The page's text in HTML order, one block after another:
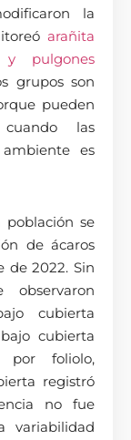
la
arañita
pulgones
grupos son
pueden
las
es
población se
de ácaros
de 2022. Sin
cubierta
cubierta
por foliolo,
registró
no fue
variabilidad